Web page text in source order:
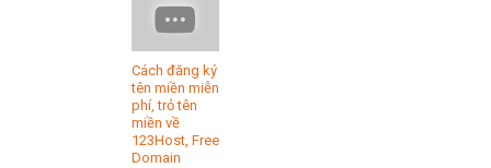
Cách đăng ký
tên miền miễn
phí, trỏ tên
miền về
123Host, Free
Domain